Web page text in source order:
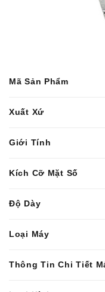
Mã Sản Phẩm
Xuất Xứ
Giới Tính
Kích Cỡ Mặt Số
Độ Dày
Loại Máy
Thông Tin Chi Tiết